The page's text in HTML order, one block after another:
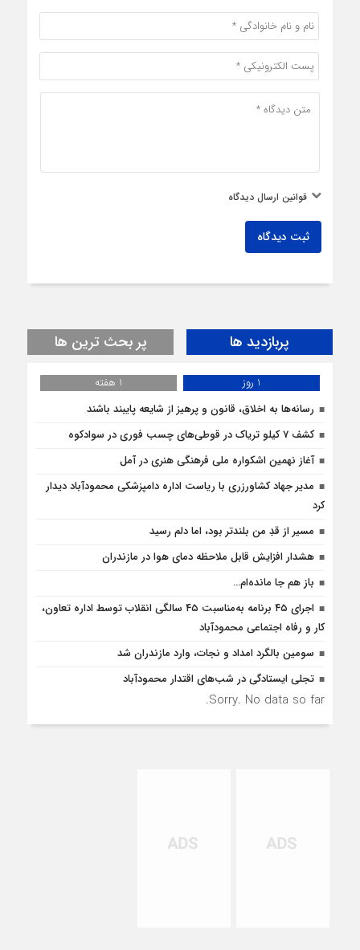
قوانین ارسال دیدگاه
ثبت دیدگاه
پربازدید ها پر بحث ترین ها
1 روز
1 هفته
رسانه‌ها به اخلاق، قانون و پرهیز از شایعه پایبند باشند
کشف 7 کیلو تریاک در قوطی‌‌های چسب فوری در سوادکوه
آغاز نهمین اشکواره ملی فرهنگی هنری در آمل
مدیر جهاد کشاورزری با ریاست اداره دامپزشکی محمودآباد دیدار
کرد
مسیر از قدِ من بلندتر بود، اما دلم رسید
هشدار افزایش قابل ملاحظه دمای هوا در مازندران
باز هم جا مانده‌ام…
اجرای ۴۵ برنامه به‌مناسبت ۴۵ سالگی انقلاب توسط اداره تعاون،
کار و رفاه اجتماعی محمودآباد
سومین بالگرد امداد و نجات، وارد مازندران شد
تجلی ایستادگی در شب‌های اقتدار محمودآباد
Sorry. No data so far.